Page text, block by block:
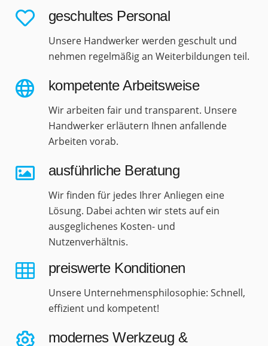
geschultes Personal
Unsere Handwerker werden geschult und
nehmen regelmäßig an Weiterbildungen teil.
kompetente Arbeitsweise
Wir arbeiten fair und transparent. Unsere
Handwerker erläutern Ihnen anfallende
Arbeiten vorab.
ausführliche Beratung
Wir finden für jedes Ihrer Anliegen eine
Lösung. Dabei achten wir stets auf ein
ausgeglichenes Kosten- und
Nutzenverhältnis.
preiswerte Konditionen
Unsere Unternehmensphilosophie: Schnell,
effizient und kompetent!
modernes Werkzeug &